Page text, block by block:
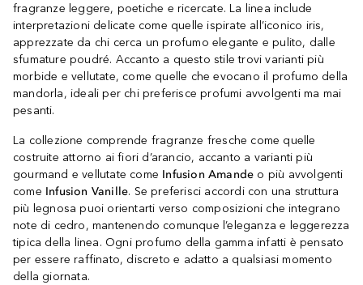
fragranze leggere, poetiche e ricercate. La linea include
interpretazioni delicate come quelle ispirate all’iconico iris,
apprezzate da chi cerca un profumo elegante e pulito, dalle
sfumature poudré. Accanto a questo stile trovi varianti più
morbide e vellutate, come quelle che evocano il profumo della
mandorla, ideali per chi preferisce profumi avvolgenti ma mai
pesanti.
La collezione comprende fragranze fresche come quelle
costruite attorno ai fiori d’arancio, accanto a varianti più
gourmand e vellutate come Infusion Amande o più avvolgenti
come Infusion Vanille. Se preferisci accordi con una struttura
più legnosa puoi orientarti verso composizioni che integrano
note di cedro, mantenendo comunque l’eleganza e leggerezza
tipica della linea. Ogni profumo della gamma infatti è pensato
per essere raffinato, discreto e adatto a qualsiasi momento
della giornata.